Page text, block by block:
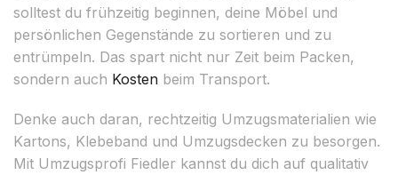
solltest du frühzeitig beginnen, deine Möbel und
persönlichen Gegenstände zu sortieren und zu
entrümpeln. Das spart nicht nur Zeit beim Packen,
sondern auch Kosten beim Transport.
Denke auch daran, rechtzeitig Umzugsmaterialien wie
Kartons, Klebeband und Umzugsdecken zu besorgen.
Mit Umzugsprofi Fiedler kannst du dich auf qualitativ